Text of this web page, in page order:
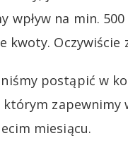
wpływ na min.
kwoty.
postąpić w
zapewnimy
miesiącu.